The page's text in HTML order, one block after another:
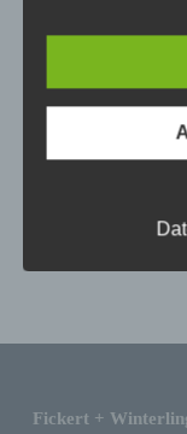
Zurück zur Hauptnavigation springen
Fickert +
Richtlinien-
der
verwendet
Öffentlichkeit
möchten wir